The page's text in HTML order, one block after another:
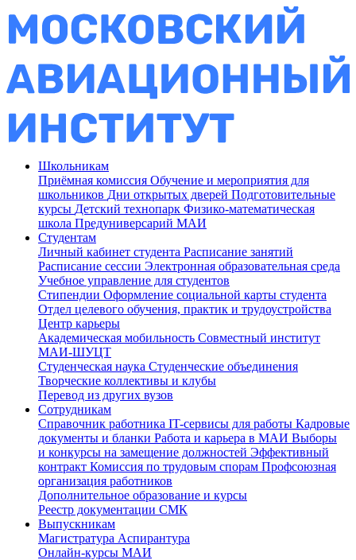
Школьникам
Приёмная комиссия Обучение и мероприятия для
школьников Дни открытых дверей Подготовительные
курсы Детский технопарк Физико-математическая
школа Предуниверсарий МАИ
Студентам
Личный кабинет студента Расписание занятий
Расписание сессии Электронная образовательная среда
Учебное управление для студентов
Стипендии Оформление социальной карты студента
Отдел целевого обучения, практик и трудоустройства
Центр карьеры
Академическая мобильность Совместный институт
МАИ-ШУЦТ
Студенческая наука Студенческие объединения
Творческие коллективы и клубы
Перевод из других вузов
Сотрудникам
Cправочник работника IT-сервисы для работы Кадровые
документы и бланки Работа и карьера в МАИ Выборы
и конкурсы на замещение должностей Эффективный
контракт Комиссия по трудовым спорам Профсоюзная
организация работников
Дополнительное образование и курсы
Реестр документации СМК
Выпускникам
Магистратура Аспирантура
Онлайн-курсы МАИ